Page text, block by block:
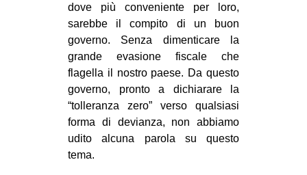
bsky
ms
SEARCH
dove più conveniente per loro,
sarebbe il compito di un buon
governo. Senza dimenticare la
grande evasione fiscale che
flagella il nostro paese. Da questo
governo, pronto a dichiarare la
“tolleranza zero” verso qualsiasi
forma di devianza, non abbiamo
udito alcuna parola su questo
tema.